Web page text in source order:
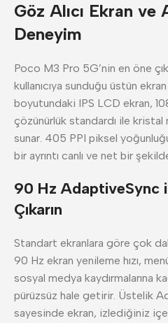
Göz Alıcı Ekran ve
Deneyim
Poco M3 Pro 5G’nin en öne
kullanıcıya sunduğu üstün
boyutundaki IPS LCD ekran,
çözünürlük standardı ile
sunar. 405 PPI piksel
bir ayrıntı canlı ve net bir
90 Hz AdaptiveSync ile
Çıkarın
Standart ekranlara göre çok
90 Hz ekran yenileme hızı,
sosyal medya kaydırmalarına
pürüzsüz hale getirir. Üstelik
sayesinde ekran, izlediğiniz